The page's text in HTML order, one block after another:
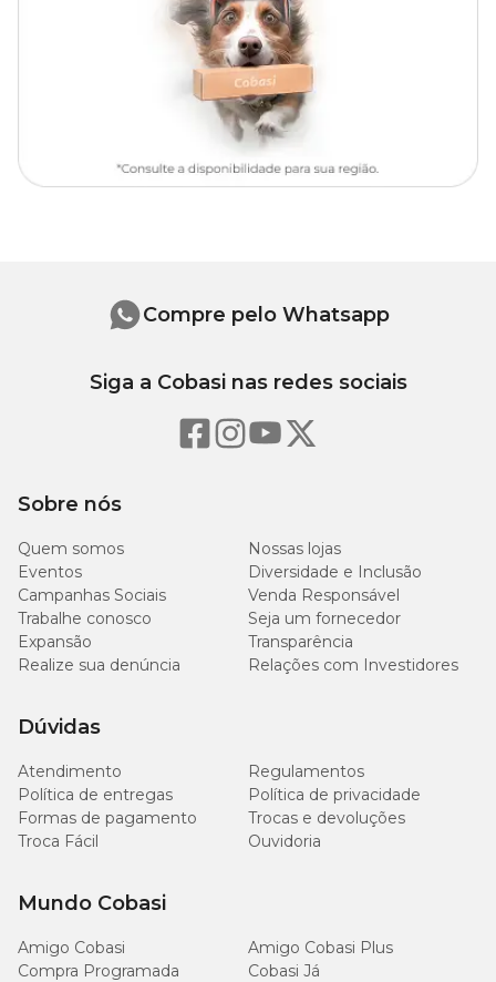
Alta capacidade de água (1,2L);
Torneira de aço inox, resistente à ferrugem e oxidação;
ajustável e substituível;
Segurança com baixa tensão no fio (tecnologia USB 5V) - não
queima com a falta de água, não machuca o pet e não aquece
Baixo consumo de energia (2W);
Fácil de montar e higienizar;
Recomendado por veterinários.
Diâmetro:20,5 cm x
Sobre nós
Quem somos
Nossas lojas
Eventos
Diversidade e Inclusão
Campanhas Sociais
Venda Responsável
Trabalhe conosco
Seja um fornecedor
Expansão
Transparência
Realize sua denúncia
Relações com Investidores
Dúvidas
Atendimento
Regulamentos
Política de entregas
Política de privacidade
Formas de pagamento
Trocas e devoluções
Troca Fácil
Ouvidoria
Mundo Cobasi
Amigo Cobasi
Amigo Cobasi Plus
Compra Programada
Cobasi Já
Compre pelo Whatsapp
Siga a Cobasi nas redes sociais